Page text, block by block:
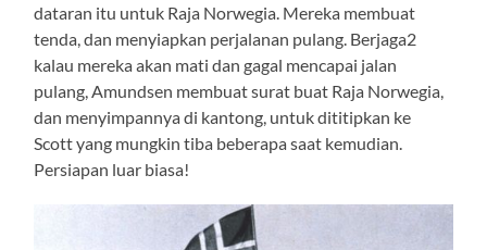
dataran itu untuk Raja Norwegia. Mereka membuat
tenda, dan menyiapkan perjalanan pulang. Berjaga2
kalau mereka akan mati dan gagal mencapai jalan
pulang, Amundsen membuat surat buat Raja Norwegia,
dan menyimpannya di kantong, untuk dititipkan ke
Scott yang mungkin tiba beberapa saat kemudian.
Persiapan luar biasa!